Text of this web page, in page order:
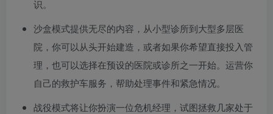
识。
沙盒模式提供无尽的内容，从小型诊所到大型多层医
院，你可以从头开始建造，或者如果你希望直接投入管
理，也可以选择在预设的医院或诊所之一开始。运营你
自己的救护车服务，帮助处理事件和紧急情况。
战役模式将让你扮演一位危机经理，试图拯救几家处于